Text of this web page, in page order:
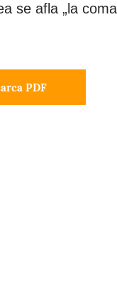
se afla „la
PDF